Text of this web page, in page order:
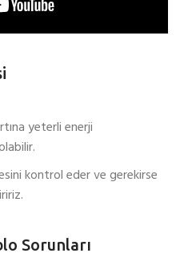
yeterli enerji
kontrol eder ve gerekirse
Sorunları